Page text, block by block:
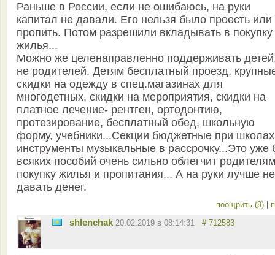
Раньше в России, если не ошибаюсь, на руки
капитал не давали. Его нельзя было проесть или
пропить. Потом разрешили вкладывать в покупку
жилья...
Можно же целенаправленно поддерживать
не родителей. Детям бесплатный проезд,
скидки на одежду в спец.магазинах для
многодетных, скидки на мероприятия, скидки на
платное лечение- рентген, ортодонтию,
протезирование, бесплатный обед, школьную
форму, учебники...Секции бюджетные при
инструменты музыкальные в рассрочку...Это уже
всяких пособий очень сильно облегчит родителям
покупку жилья и пропитания... А на руки лучше не
давать денег.
поощрить (9)
shlenchak 20.02.2019 в 08:14:31 # 712583